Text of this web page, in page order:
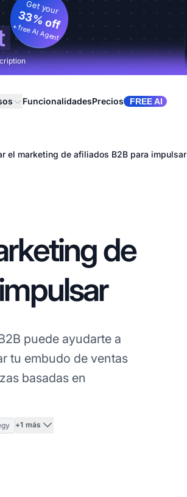
Get your
33% off
+ free AI Agent
FuncionalidadesPrecios FREE AI
el marketing de afiliados B2B para impulsar
de
puede ayudarte a
tu embudo de ventas
basadas en
+1 más